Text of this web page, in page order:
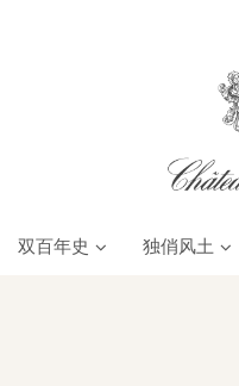
双百年史 独俏风土